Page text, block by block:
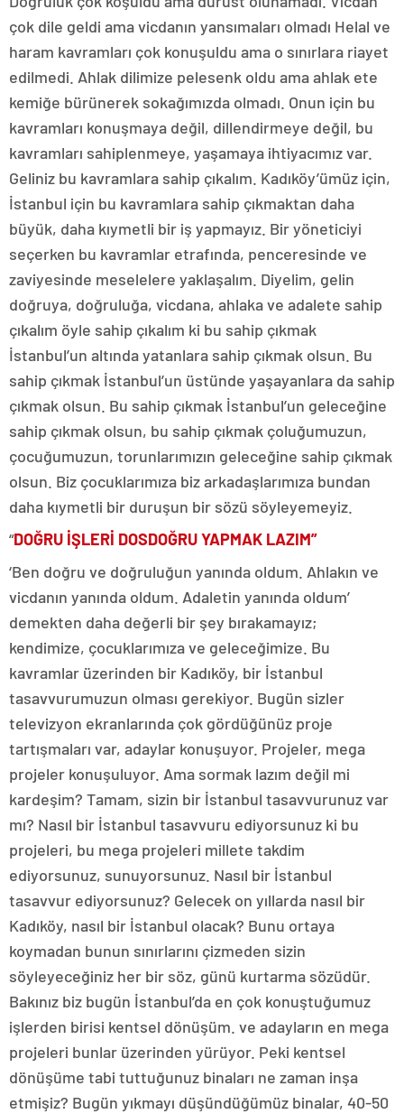
çok dile geldi ama vicdanın yansımaları olmadı Helal ve
haram kavramları çok konuşuldu ama o sınırlara riayet
edilmedi. Ahlak dilimize pelesenk oldu ama ahlak ete
kemiğe bürünerek sokağımızda olmadı. Onun için bu
kavramları konuşmaya değil, dillendirmeye değil, bu
kavramları sahiplenmeye, yaşamaya ihtiyacımız var.
Geliniz bu kavramlara sahip çıkalım. Kadıköy’ümüz için,
İstanbul için bu kavramlara sahip çıkmaktan daha
büyük, daha kıymetli bir iş yapmayız. Bir yöneticiyi
seçerken bu kavramlar etrafında, penceresinde ve
zaviyesinde meselelere yaklaşalım. Diyelim, gelin
doğruya, doğruluğa, vicdana, ahlaka ve adalete sahip
çıkalım öyle sahip çıkalım ki bu sahip çıkmak
İstanbul’un altında yatanlara sahip çıkmak olsun. Bu
sahip çıkmak İstanbul’un üstünde yaşayanlara da sahip
çıkmak olsun. Bu sahip çıkmak İstanbul’un geleceğine
sahip çıkmak olsun, bu sahip çıkmak çoluğumuzun,
çocuğumuzun, torunlarımızın geleceğine sahip çıkmak
olsun. Biz çocuklarımıza biz arkadaşlarımıza bundan
daha kıymetli bir duruşun bir sözü söyleyemeyiz.
“DOĞRU İŞLERİ DOSDOĞRU YAPMAK LAZIM”
‘Ben doğru ve doğruluğun yanında oldum. Ahlakın ve
vicdanın yanında oldum. Adaletin yanında oldum’
demekten daha değerli bir şey bırakamayız;
kendimize, çocuklarımıza ve geleceğimize. Bu
kavramlar üzerinden bir Kadıköy, bir İstanbul
tasavvurumuzun olması gerekiyor. Bugün sizler
televizyon ekranlarında çok gördüğünüz proje
tartışmaları var, adaylar konuşuyor. Projeler, mega
projeler konuşuluyor. Ama sormak lazım değil mi
kardeşim? Tamam, sizin bir İstanbul tasavvurunuz var
mı? Nasıl bir İstanbul tasavvuru ediyorsunuz ki bu
projeleri, bu mega projeleri millete takdim
ediyorsunuz, sunuyorsunuz. Nasıl bir İstanbul
tasavvur ediyorsunuz? Gelecek on yıllarda nasıl bir
Kadıköy, nasıl bir İstanbul olacak? Bunu ortaya
koymadan bunun sınırlarını çizmeden sizin
söyleyeceğiniz her bir söz, günü kurtarma sözüdür.
Bakınız biz bugün İstanbul’da en çok konuştuğumuz
işlerden birisi kentsel dönüşüm. ve adayların en mega
projeleri bunlar üzerinden yürüyor. Peki kentsel
dönüşüme tabi tuttuğunuz binaları ne zaman inşa
etmişiz? Bugün yıkmayı düşündüğümüz binalar, 40-50